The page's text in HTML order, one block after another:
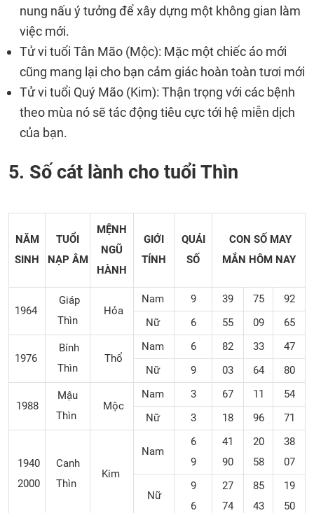
nung nấu ý tưởng để xây dựng một không gian làm
việc mới.
Tử vi tuổi Tân Mão (Mộc): Mặc một chiếc áo mới
cũng mang lại cho bạn cảm giác hoàn toàn tươi mới
Tử vi tuổi Quý Mão (Kim): Thận trọng với các bệnh
theo mùa nó sẽ tác động tiêu cực tới hệ miễn dịch
của bạn.
5. Số cát lành cho tuổi Thìn
NĂM
SINH
TUỔI
NẠP ÂM
MỆNH
NGŨ
HÀNH
GIỚI
TÍNH
QUÁI
SỐ
CON SỐ MAY
MẮN HÔM NAY
1964
Giáp
Thìn
Hỏa
Nam 9 39 75
92
Nữ
6 55 09 65
1976
Bính
Thìn
Thổ
Nam 6 82 33
47
Nữ
9 03 64 80
1988
Mậu
Thìn
Mộc
Nam 3 67 11
54
Nữ
3 18 96 71
1940
2000
Canh
Thìn
Kim
Nam
6
9
41
90
20
58
38
07
Nữ
9
6
27
74
85
43
19
50